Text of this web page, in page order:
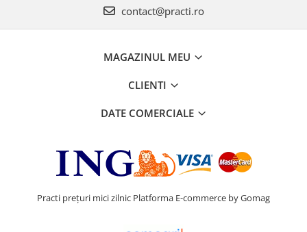
contact@practi.ro
MAGAZINUL MEU
CLIENTI
DATE COMERCIALE
Practi prețuri mici zilnic Platforma E-commerce by Gomag